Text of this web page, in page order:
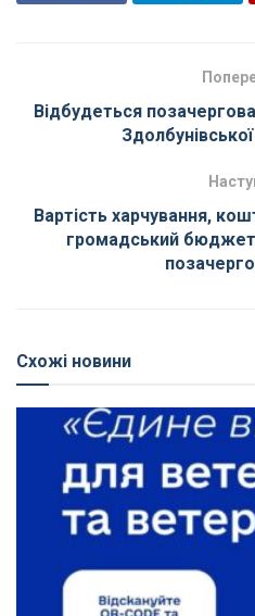
Відбудеться
Вартість харчування,
громадський
Схожі новини